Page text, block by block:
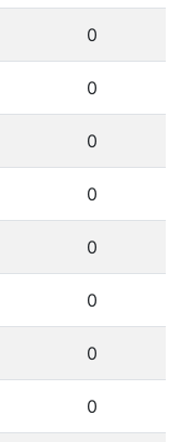
0
0
0
0
0
0
0
0